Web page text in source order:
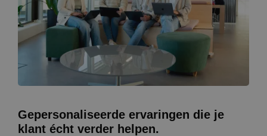
Gepersonaliseerde ervaringen die je
klant écht verder helpen.